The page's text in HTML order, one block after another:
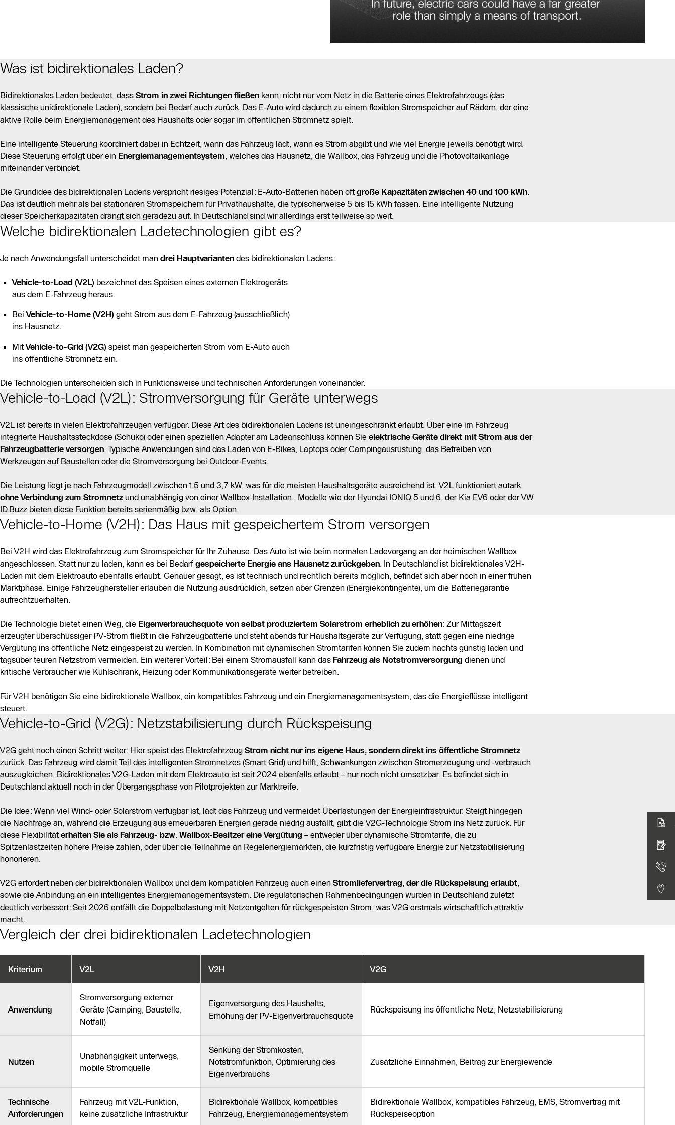
Was ist bidirektionales Laden?
Bidirektionales Laden bedeutet, dass Strom in zwei Richtungen fließen kann: nicht nur vom Netz in die Batterie eines Elektrofahrzeugs (das
klassische unidirektionale Laden), sondern bei Bedarf auch zurück. Das E-Auto wird dadurch zu einem flexiblen Stromspeicher auf Rädern, der eine
aktive Rolle beim Energiemanagement des Haushalts oder sogar im öffentlichen Stromnetz spielt.
Eine intelligente Steuerung koordiniert dabei in Echtzeit, wann das Fahrzeug lädt, wann es Strom abgibt und wie viel Energie jeweils benötigt wird.
Diese Steuerung erfolgt über ein Energiemanagementsystem, welches das Hausnetz, die Wallbox, das Fahrzeug und die Photovoltaikanlage
miteinander verbindet.
Die Grundidee des bidirektionalen Ladens verspricht riesiges Potenzial: E-Auto-Batterien haben oft große Kapazitäten zwischen 40 und 100 kWh.
Das ist deutlich mehr als bei stationären Stromspeichern für Privathaushalte, die typischerweise 5 bis 15 kWh fassen. Eine intelligente Nutzung
dieser Speicherkapazitäten drängt sich geradezu auf. In Deutschland sind wir allerdings erst teilweise so weit.
Welche bidirektionalen Ladetechnologien gibt es?
Je nach Anwendungsfall unterscheidet man drei Hauptvarianten des bidirektionalen Ladens:
Vehicle-to-Load (V2L) bezeichnet das Speisen eines externen Elektrogeräts
aus dem E-Fahrzeug heraus.
BeiVehicle-to-Home (V2H) geht Strom aus dem E-Fahrzeug (ausschließlich)
ins Hausnetz.
MitVehicle-to-Grid (V2G) speist man gespeicherten Strom vom E-Auto auch
ins öffentliche Stromnetz ein.
Die Technologien unterscheiden sich in Funktionsweise und technischen Anforderungen voneinander.
Vehicle-to-Load (V2L): Stromversorgung für Geräte unterwegs
V2L ist bereits in vielen Elektrofahrzeugen verfügbar. Diese Art des bidirektionalen Ladens ist uneingeschränkt erlaubt. Über eine im Fahrzeug
integrierte Haushaltssteckdose (Schuko) oder einen speziellen Adapter am Ladeanschluss können Sie elektrische Geräte direkt mit Strom aus der
Fahrzeugbatterie versorgen. Typische Anwendungen sind das Laden von E-Bikes, Laptops oder Campingausrüstung, das Betreiben von
Werkzeugen auf Baustellen oder die Stromversorgung bei Outdoor-Events.
Die Leistung liegt je nach Fahrzeugmodell zwischen 1,5 und 3,7 kW, was für die meisten Haushaltsgeräte ausreichend ist. V2L funktioniert autark,
ohne Verbindung zum Stromnetz und unabhängig von einerWallbox-Installation . Modelle wie der Hyundai IONIQ 5 und 6, der Kia EV6 oder der VW
ID.Buzz bieten diese Funktion bereits serienmäßig bzw. als Option.
Vehicle-to-Home (V2H): Das Haus mit gespeichertem Strom versorgen
Bei V2H wird das Elektrofahrzeug zum Stromspeicher für Ihr Zuhause. Das Auto ist wie beim normalen Ladevorgang an der heimischen Wallbox
angeschlossen. Statt nur zu laden, kann es bei Bedarf gespeicherte Energie ans Hausnetz zurückgeben. In Deutschland ist bidirektionales V2H-
Laden mit dem Elektroauto ebenfalls erlaubt. Genauer gesagt, es ist technisch und rechtlich bereits möglich, befindet sich aber noch in einer frühen
Marktphase. Einige Fahrzeughersteller erlauben die Nutzung ausdrücklich, setzen aber Grenzen (Energiekontingente), um die Batteriegarantie
aufrechtzuerhalten.
Die Technologie bietet einen Weg, die Eigenverbrauchsquote von selbst produziertem Solarstrom erheblich zu erhöhen: Zur Mittagszeit
erzeugter überschüssiger PV-Strom fließt in die Fahrzeugbatterie und steht abends für Haushaltsgeräte zur Verfügung, statt gegen eine niedrige
Vergütung ins öffentliche Netz eingespeist zu werden. In Kombination mit dynamischen Stromtarifen können Sie zudem nachts günstig laden und
tagsüber teuren Netzstrom vermeiden. Ein weiterer Vorteil: Bei einem Stromausfall kann das Fahrzeug als Notstromversorgung dienen und
kritische Verbraucher wie Kühlschrank, Heizung oder Kommunikationsgeräte weiter betreiben.
Für V2H benötigen Sie eine bidirektionale Wallbox, ein kompatibles Fahrzeug und ein Energiemanagementsystem, das die Energieflüsse intelligent
steuert.
Vehicle-to-Grid (V2G): Netzstabilisierung durch Rückspeisung
V2G geht noch einen Schritt weiter: Hier speist das Elektrofahrzeug Strom nicht nur ins eigene Haus, sondern direkt ins öffentliche Stromnetz
zurück. Das Fahrzeug wird damit Teil des intelligenten Stromnetzes (Smart Grid) und hilft, Schwankungen zwischen Stromerzeugung und -verbrauch
auszugleichen. Bidirektionales V2G-Laden mit dem Elektroauto ist seit 2024 ebenfalls erlaubt – nur noch nicht umsetzbar. Es befindet sich in
Deutschland aktuell noch in der Übergangsphase von Pilotprojekten zur Marktreife.
Die Idee: Wenn viel Wind- oder Solarstrom verfügbar ist, lädt das Fahrzeug und vermeidet Überlastungen der Energieinfrastruktur. Steigt hingegen
die Nachfrage an, während die Erzeugung aus erneuerbaren Energien gerade niedrig ausfällt, gibt die V2G-Technologie Strom ins Netz zurück. Für
diese Flexibilität erhalten Sie als Fahrzeug- bzw. Wallbox-Besitzer eine Vergütung – entweder über dynamische Stromtarife, die zu
Spitzenlastzeiten höhere Preise zahlen, oder über die Teilnahme an Regelenergiemärkten, die kurzfristig verfügbare Energie zur Netzstabilisierung
honorieren.
V2G erfordert neben der bidirektionalen Wallbox und dem kompatiblen Fahrzeug auch einen Stromliefervertrag, der die Rückspeisung erlaubt,
sowie die Anbindung an ein intelligentes Energiemanagementsystem. Die regulatorischen Rahmenbedingungen wurden in Deutschland zuletzt
deutlich verbessert: Seit 2026 entfällt die Doppelbelastung mit Netzentgelten für rückgespeisten Strom, was V2G erstmals wirtschaftlich attraktiv
macht.
Vergleich der drei bidirektionalen Ladetechnologien
Kriterium V2L V2H V2G
Anwendung
Stromversorgung externer
Geräte (Camping, Baustelle,
Notfall)
Eigenversorgung des Haushalts,
Erhöhung der PV-Eigenverbrauchsquote
Rückspeisung ins öffentliche Netz, Netzstabilisierung
Nutzen
Unabhängigkeit unterwegs,
mobile Stromquelle
Senkung der Stromkosten,
Notstromfunktion, Optimierung des
Eigenverbrauchs
Zusätzliche Einnahmen, Beitrag zur Energiewende
Technische
Anforderungen
Fahrzeug mit V2L-Funktion,
keine zusätzliche Infrastruktur
Bidirektionale Wallbox, kompatibles
Fahrzeug, Energiemanagementsystem
Bidirektionale Wallbox, kompatibles Fahrzeug, EMS, Stromvertrag mit
Rückspeiseoption